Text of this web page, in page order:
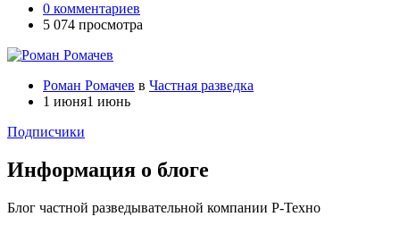
0 комментариев
5 074 просмотра
Роман Ромачев в Частная разведка
1 июня1 июнь
Подписчики
Информация о блоге
Блог частной разведывательной компании Р-Техно